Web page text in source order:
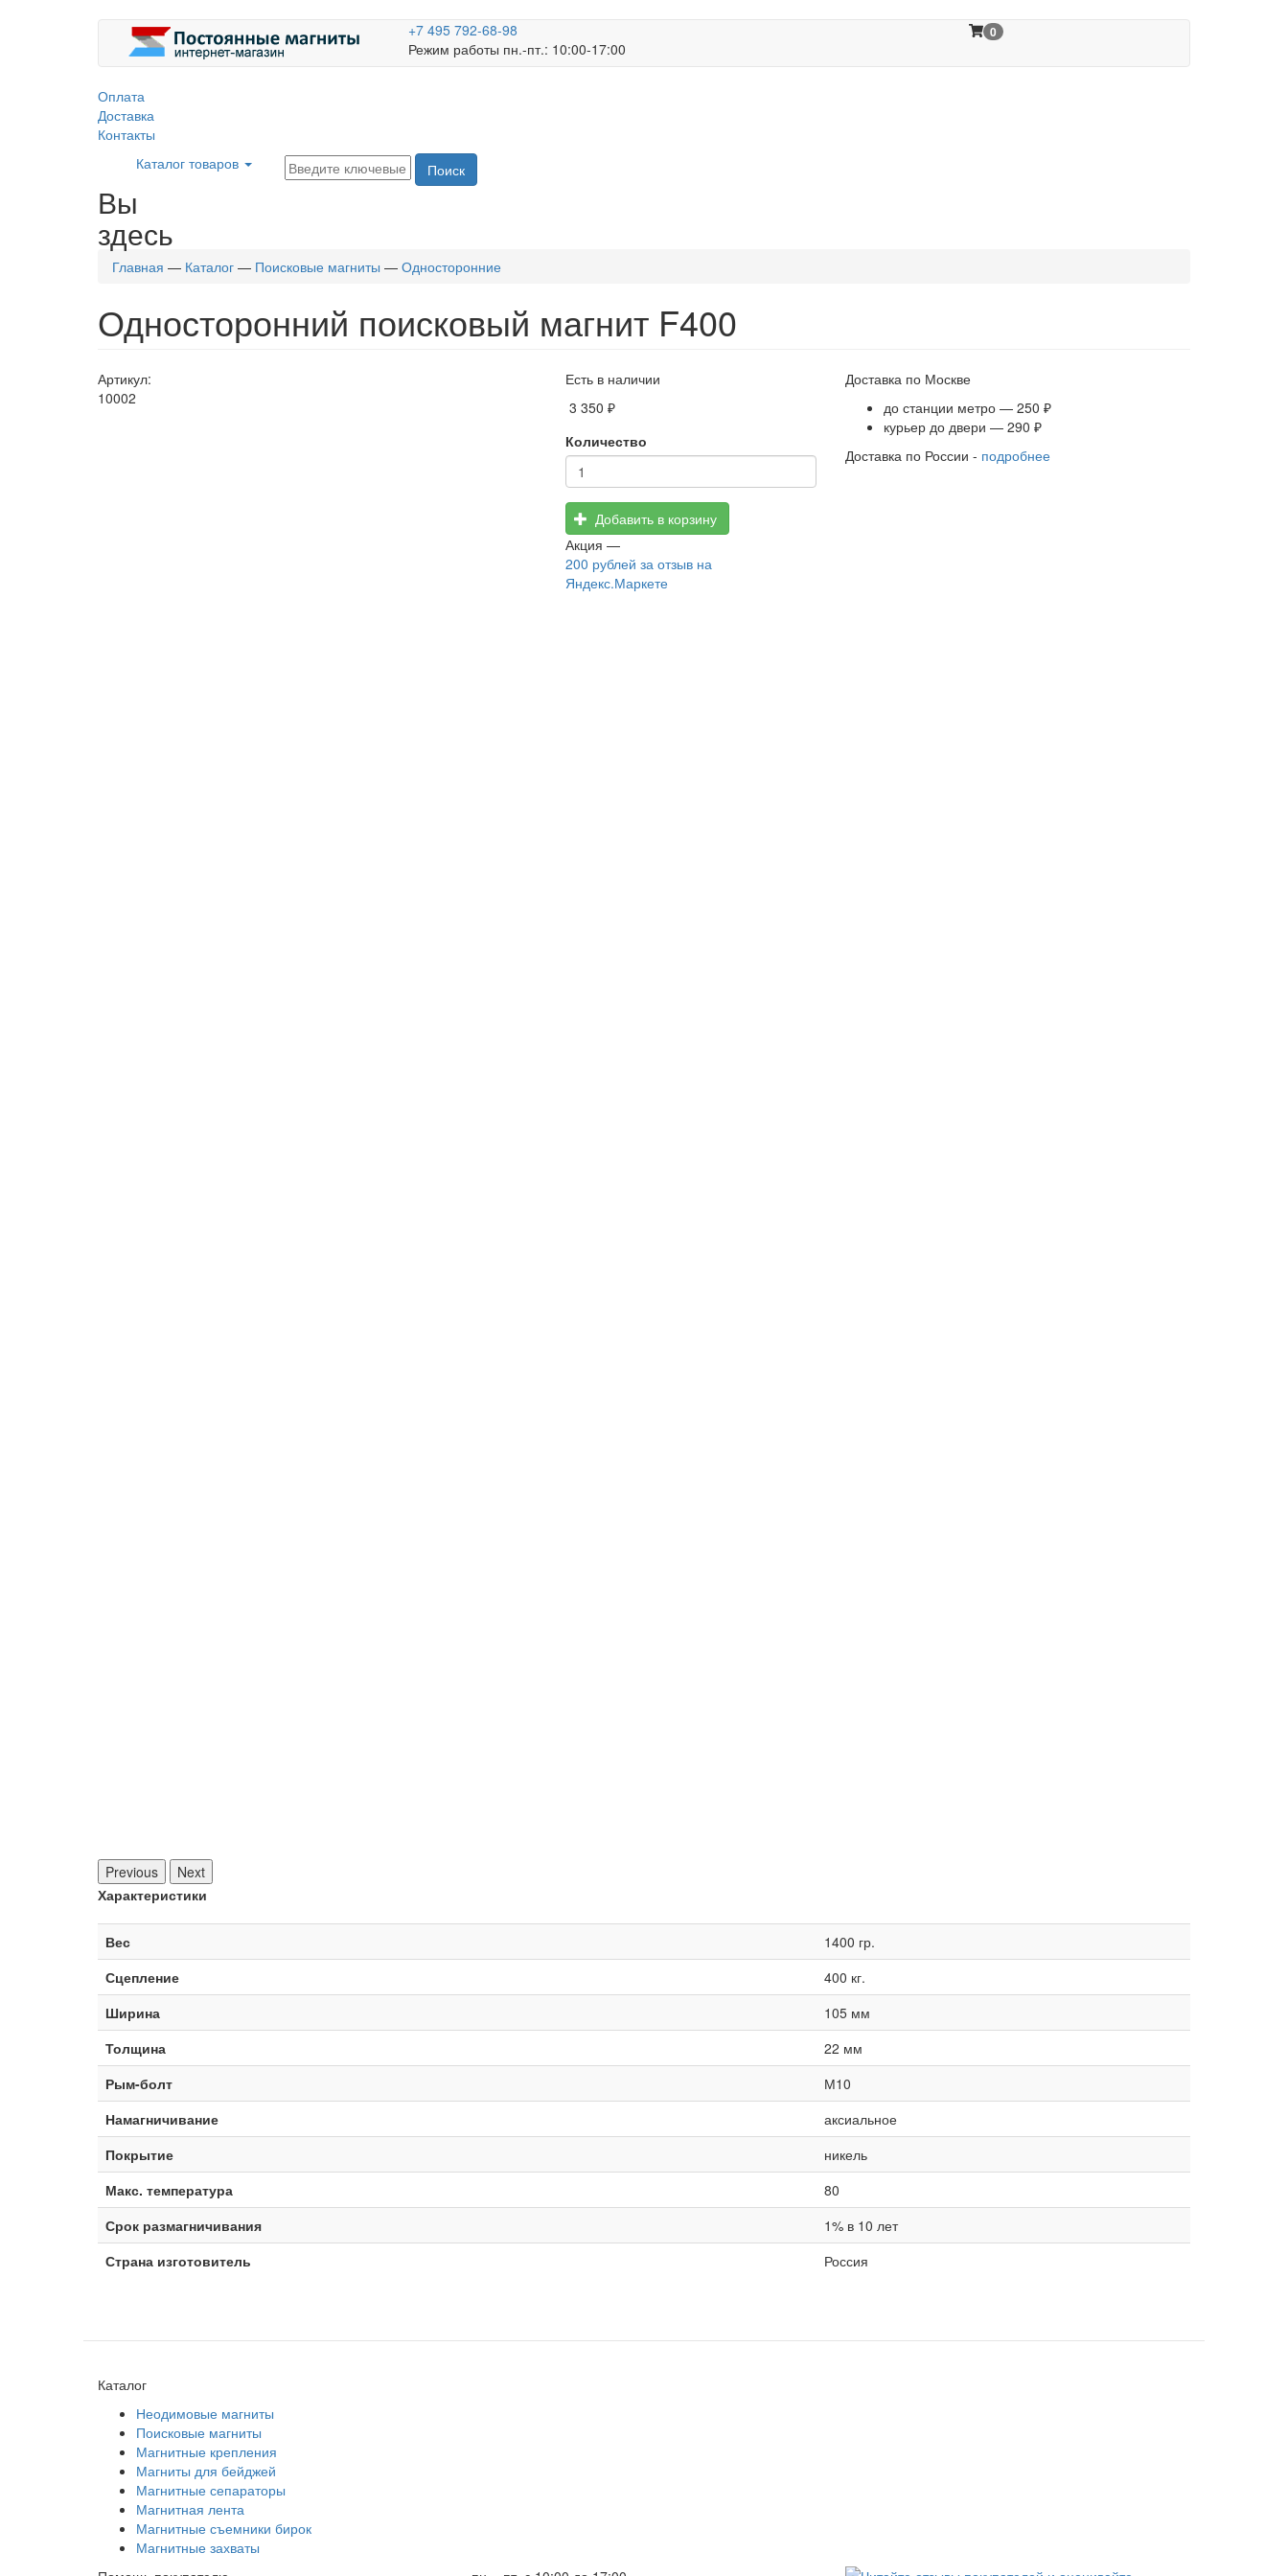
+7 495 792-68-98
Режим работы пн.-пт.: 10:00-17:00
0
Оплата
Доставка
Контакты
Каталог товаров
Поиск
Вы
здесь
Главная — Каталог — Поисковые магниты — Односторонние
Односторонний поисковый магнит F400
Артикул:
10002
Previous Next
Есть в наличии
3 350 ₽
Количество
Добавить в корзину
Акция —
200 рублей за отзыв на
Яндекс.Маркете
Доставка по Москве
до станции метро — 250 ₽
курьер до двери — 290 ₽
Доставка по России - подробнее
Характеристики
Вес
1400 гр.
Сцепление
400 кг.
Ширина
105 мм
Толщина
22 мм
Рым-болт
М10
Намагничивание
аксиальное
Покрытие
никель
Макс. температура
80
Срок размагничивания
1% в 10 лет
Страна изготовитель
Россия
Каталог
Неодимовые магниты
Поисковые магниты
Магнитные крепления
Магниты для бейджей
Магнитные сепараторы
Магнитная лента
Магнитные съемники бирок
Магнитные захваты